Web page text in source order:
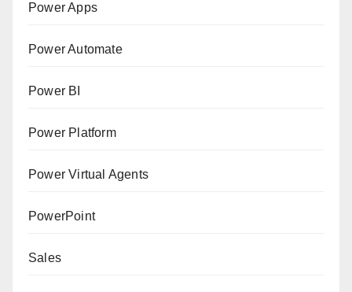
Power Apps
Power Automate
Power BI
Power Platform
Power Virtual Agents
PowerPoint
Sales